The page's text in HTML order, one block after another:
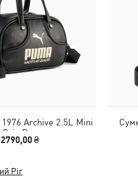
Archive 2.5L Mini
Grip Bag
2790,00 ₴
Ріг